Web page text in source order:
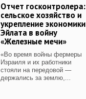
Отчет госконтролера:
сельское хозяйство и
укрепление экономики
Эйлата в войну
«Железные мечи»
«Во время войны фермеры
Израиля и их работники
стояли на передовой —
держались за землю,...